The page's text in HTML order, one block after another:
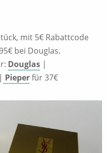
mit 5€ Rabattcode
bei Douglas.
Douglas |
Pieperfür 37€